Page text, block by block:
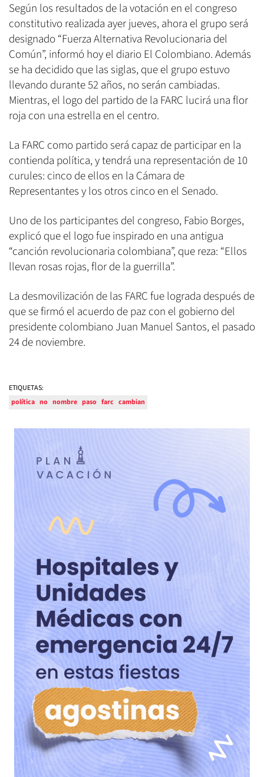
Según los resultados de la votación en el congreso
constitutivo realizada ayer jueves, ahora el grupo será
designado “Fuerza Alternativa Revolucionaria del
Común”, informó hoy el diario El Colombiano. Además
se ha decidido que las siglas, que el grupo estuvo
llevando durante 52 años, no serán cambiadas.
Mientras, el logo del partido de la FARC lucirá una flor
roja con una estrella en el centro.
La FARC como partido será capaz de participar en la
contienda política, y tendrá una representación de 10
curules: cinco de ellos en la Cámara de
Representantes y los otros cinco en el Senado.
Uno de los participantes del congreso, Fabio Borges,
explicó que el logo fue inspirado en una antigua
“canción revolucionaria colombiana”, que reza: “Ellos
llevan rosas rojas, flor de la guerrilla”.
La desmovilización de las FARC fue lograda después de
que se firmó el acuerdo de paz con el gobierno del
presidente colombiano Juan Manuel Santos, el pasado
24 de noviembre.
ETIQUETAS:
política no nombre paso farc cambian